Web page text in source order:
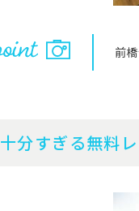
前
十分すぎる無料